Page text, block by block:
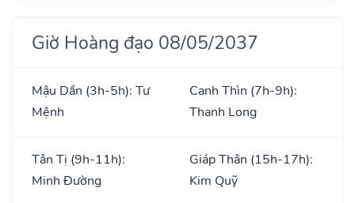
Giờ Hoàng đạo 08/05/2037
Mậu Dần (3h-5h): Tư
Mệnh
Canh Thìn (7h-9h):
Thanh Long
Tân Tị (9h-11h):
Minh Đường
Giáp Thân (15h-17h):
Kim Quỹ